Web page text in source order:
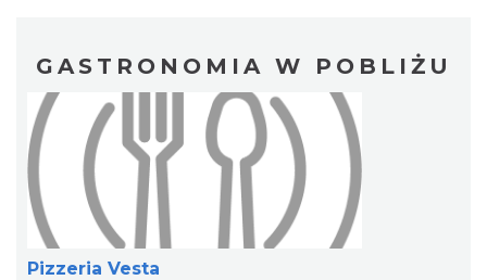
GASTRONOMIA W POBLIŻU
Pizzeria Vesta